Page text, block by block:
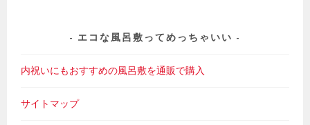
エコな風呂敷ってめっちゃいい
内祝いにもおすすめの風呂敷を通販で購入
サイトマップ